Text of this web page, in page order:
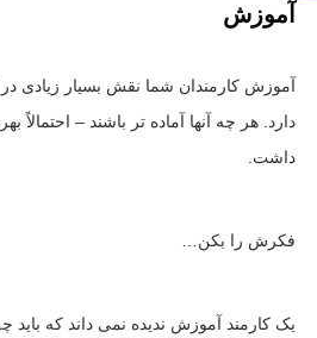
آموزش
آموزش کارمندان شما نقش بسیار زیادی
دارد. هر چه آنها آماده تر باشند – احتمالاً
داشت.
فکرش را بکن…
یک کارمند آموزش ندیده نمی داند که باید